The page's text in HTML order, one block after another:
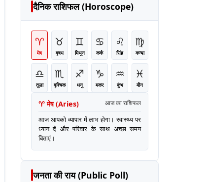
दैनिक राशिफल (Horoscope)
♈
मेष
♉
वृषभ
♊
मिथुन
♋
कर्क
♌
सिंह
♍
कन्या
♎
तुला
♏
वृश्चिक
♐
धनु
♑
मकर
♒
कुंभ
♓
मीन
♈ मेष(Aries) आज का राशिफल
आज आपको व्यापार में लाभ होगा। स्वास्थ्य पर
ध्यान दें और परिवार के साथ अच्छा समय
बिताएं।
जनता की राय (Public Poll)